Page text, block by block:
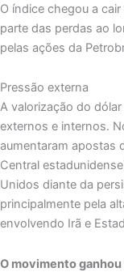
O índice chegou a
parte das perdas ao
pelas ações da
Pressão externa
A valorização do
externos e internos.
aumentaram apostas
Central
Unidos diante da
principalmente pela
envolvendo Irã e
O movimento